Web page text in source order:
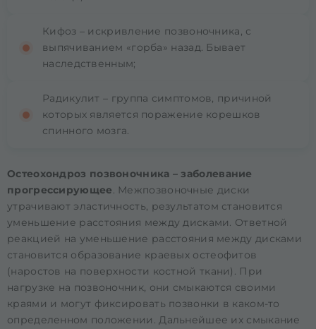
Кифоз – искривление позвоночника, с
выпячиванием «горба» назад. Бывает
наследственным;
Радикулит – группа симптомов, причиной
которых является поражение корешков
спинного мозга.
Остеохондроз позвоночника – заболевание
прогрессирующее. Межпозвоночные диски
утрачивают эластичность, результатом становится
уменьшение расстояния между дисками. Ответной
реакцией на уменьшение расстояния между дисками
становится образование краевых остеофитов
(наростов на поверхности костной ткани). При
нагрузке на позвоночник, они смыкаются своими
краями и могут фиксировать позвонки в каком-то
определенном положении. Дальнейшее их смыкание